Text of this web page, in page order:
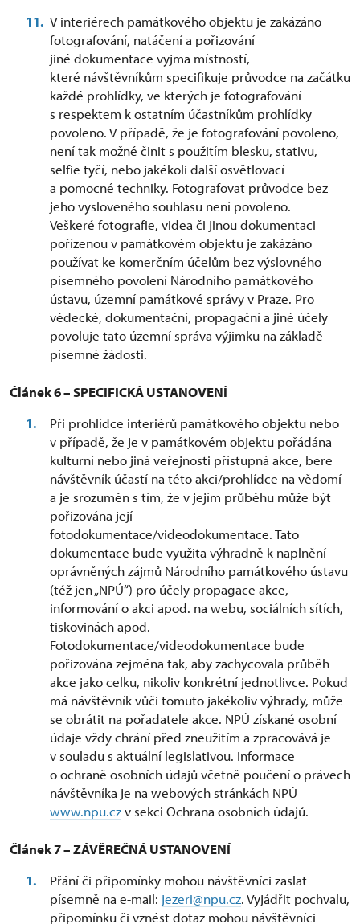
V interiérech památkového objektu je zakázáno
fotografování, natáčení a pořizování
jiné dokumentace vyjma místností,
které návštěvníkům specifikuje průvodce na začátku
každé prohlídky, ve kterých je fotografování
s respektem k ostatním účastníkům prohlídky
povoleno. V případě, že je fotografování povoleno,
není tak možné činit s použitím blesku, stativu,
selfie tyčí, nebo jakékoli další osvětlovací
a pomocné techniky. Fotografovat průvodce bez
jeho vysloveného souhlasu není povoleno.
Veškeré fotografie, videa či jinou dokumentaci
pořízenou v památkovém objektu je zakázáno
používat ke komerčním účelům bez výslovného
písemného povolení Národního památkového
ústavu, územní památkové správy v Praze. Pro
vědecké, dokumentační, propagační a jiné účely
povoluje tato územní správa výjimku na základě
písemné žádosti.
Článek 6 – SPECIFICKÁ USTANOVENÍ
Při prohlídce interiérů památkového objektu nebo
v případě, že je v památkovém objektu pořádána
kulturní nebo jiná veřejnosti přístupná akce, bere
návštěvník účastí na této akci/prohlídce na vědomí
a je srozuměn s tím, že v jejím průběhu může být
pořizována její
fotodokumentace/videodokumentace. Tato
dokumentace bude využita výhradně k naplnění
oprávněných zájmů Národního památkového ústavu
(též jen „NPÚ“) pro účely propagace akce,
informování o akci apod. na webu, sociálních sítích,
tiskovinách apod.
Fotodokumentace/videodokumentace bude
pořizována zejména tak, aby zachycovala průběh
akce jako celku, nikoliv konkrétní jednotlivce. Pokud
má návštěvník vůči tomuto jakékoliv výhrady, může
se obrátit na pořadatele akce. NPÚ získané osobní
údaje vždy chrání před zneužitím a zpracovává je
v souladu s aktuální legislativou. Informace
o ochraně osobních údajů včetně poučení o právech
návštěvníka je na webových stránkách NPÚ
www.npu.czv sekci Ochrana osobních údajů.
Článek 7 – ZÁVĚREČNÁ USTANOVENÍ
Přání či připomínky mohou návštěvníci zaslat
písemně na e-mail: jezeri@npu.cz. Vyjádřit pochvalu,
připomínku či vznést dotaz mohou návštěvníci